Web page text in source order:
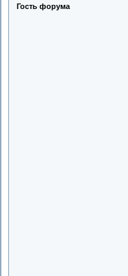
Гость форума